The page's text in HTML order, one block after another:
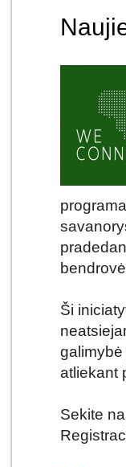
Ši
atliekant
Sekite